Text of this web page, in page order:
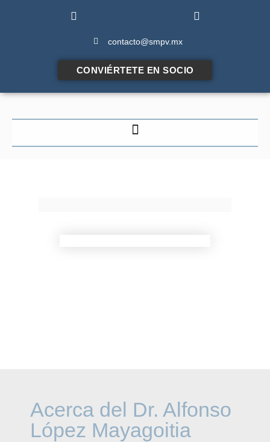
contacto@smpv.mx
CONVIÉRTETE EN SOCIO
Acerca del Dr. Alfonso
López Mayagoitia